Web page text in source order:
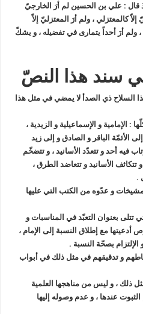
قال : علي بن الحسين لم أرَ الخارجيّ
كالمعتزلي ، ولم أرَ المعتزليّ إلاّ
، ولم أرَ أحداً يتمارى في تفضيله ، و يشكّ
سند هذا النصّ
السلاح ذي الصدأ لا يمضي في مثل هذا
: الإمامية و الإسماعيلية و الزيدية ،
الباقر و الصادق و إلى زيد
فيه أحد و تتعدّد الأسانيد ، و تتضخّم
تتكاثف الأسانيد و تتعاضد الطرق ،
.
و عدّوه من الكتب التي عليها
تتلى بعنوان التعبّد في المناسبات و
أدعيتها مع إطلاق النسبة إلى الإمام ،
الإلتزام بصحّة النسبة .
و تدقيقهم في مثل ذلك في أبواب
ذلك ، و ليس من مناهجها العلمية
عندها ، و عدم وصوله إليها